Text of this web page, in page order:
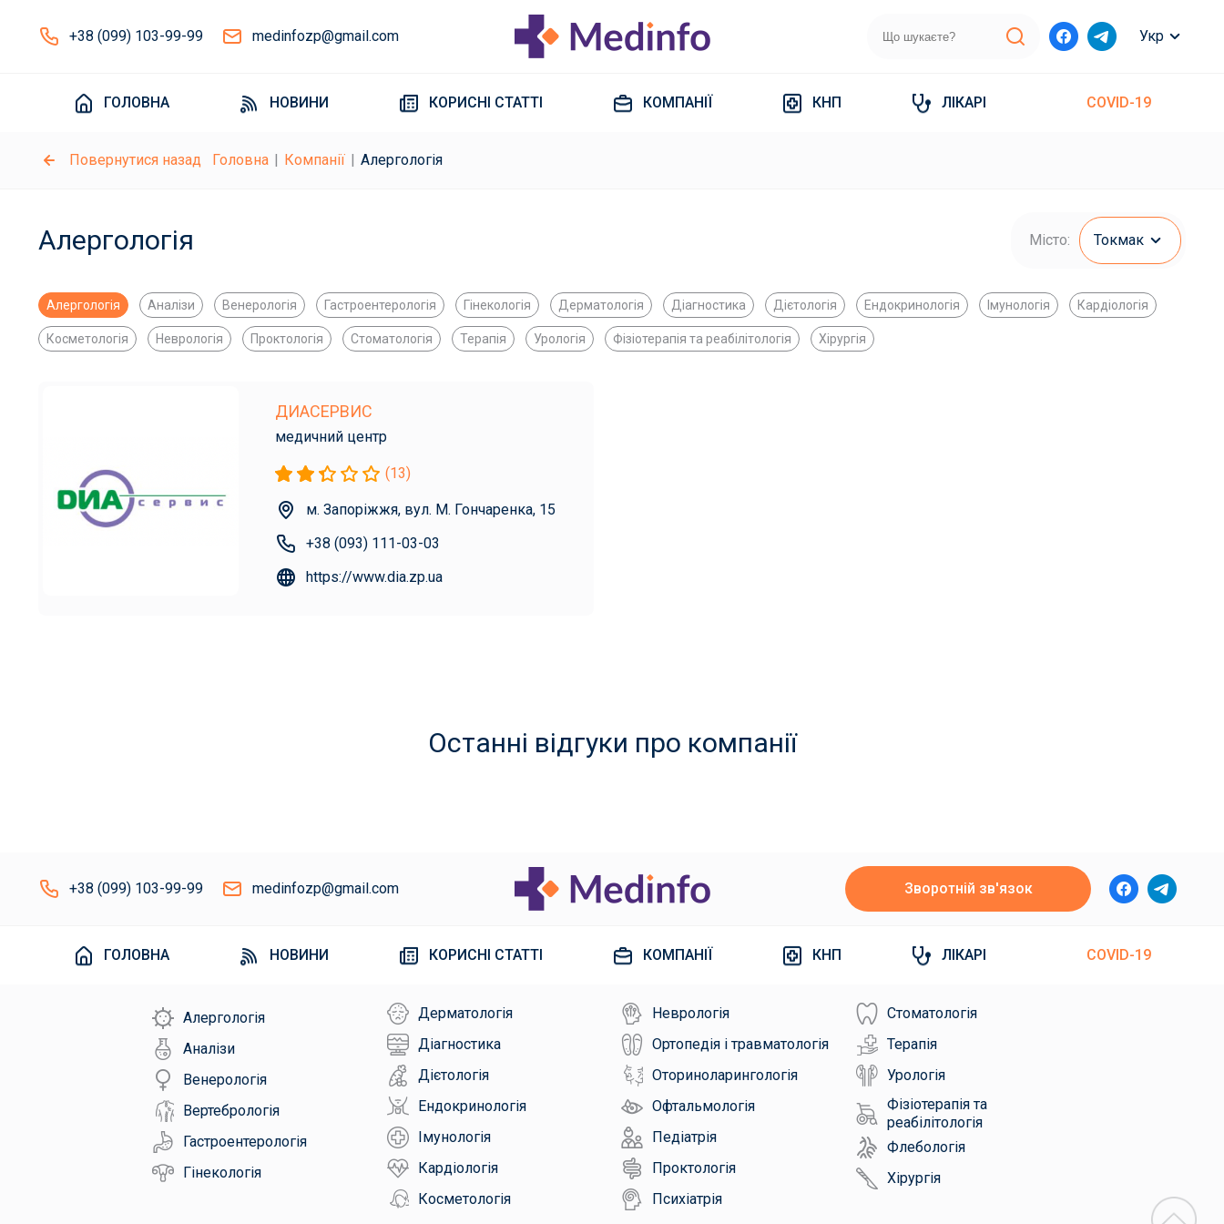
+38 (099) 103-99-99 medinfozp@gmail.com Укр
ГОЛОВНА НОВИНИ КОРИСНІ СТАТТІ КОМПАНІЇ КНП ЛІКАРІ COVID-19
Повернутися назад Головна Компанії Алергологія
Алергологія Місто: Токмак
Алергологія Аналізи Венерологія Гастроентерологія Гінекологія Дерматологія Діагностика Дієтологія Ендокринологія Імунологія Кардіологія
Косметологія Неврологія Проктологія Стоматологія Терапія Урологія Фізіотерапія та реабілітологія Хірургія
ДИАСЕРВИС
медичний центр
(13)
м. Запоріжжя, вул. М. Гончаренка, 15
+38 (093) 111-03-03
https://www.dia.zp.ua
Останні відгуки про компанії
+38 (099) 103-99-99 medinfozp@gmail.com Зворотній зв'язок
ГОЛОВНА НОВИНИ КОРИСНІ СТАТТІ КОМПАНІЇ КНП ЛІКАРІ COVID-19
Алергологія
Аналізи
Венерологія
Вертебрологія
Гастроентерологія
Гінекологія
Дерматологія
Діагностика
Дієтологія
Ендокринологія
Імунологія
Кардіологія
Косметологія
Неврологія
Ортопедія і травматологія
Оториноларингологія
Офтальмологія
Педіатрія
Проктологія
Психіатрія
Стоматологія
Терапія
Урологія
Фізіотерапія та
реабілітологія
Флебологія
Хірургія